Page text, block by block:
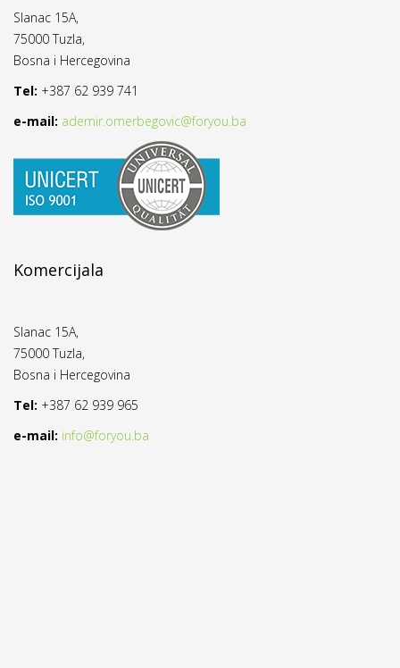
Slanac 15A,
75000 Tuzla,
Bosna i Hercegovina
Tel: +387 62 939 741
e-mail: ademir.omerbegovic@foryou.ba
Komercijala
Slanac 15A,
75000 Tuzla,
Bosna i Hercegovina
Tel: +387 62 939 965
e-mail: info@foryou.ba